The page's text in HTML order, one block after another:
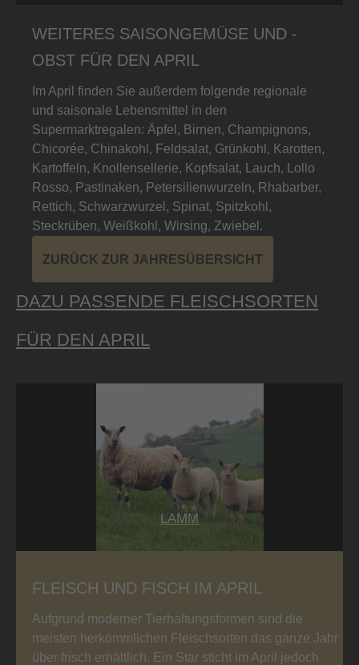
WEITERES SAISONGEMÜSE UND -
OBST FÜR DEN APRIL
Im April finden Sie außerdem folgende regionale
und saisonale Lebensmittel in den
Supermarktregalen: Äpfel, Birnen, Champignons,
Chicorée, Chinakohl, Feldsalat, Grünkohl, Karotten,
Kartoffeln, Knollensellerie, Kopfsalat, Lauch, Lollo
Rosso, Pastinaken, Petersilienwurzeln, Rhabarber,
Rettich, Schwarzwurzel, Spinat, Spitzkohl,
Steckrüben, Weißkohl, Wirsing, Zwiebel.
ZURÜCK ZUR JAHRESÜBERSICHT
DAZU PASSENDE FLEISCHSORTEN
FÜR DEN APRIL
LAMM
FLEISCH UND FISCH IM APRIL
Aufgrund moderner Tierhaltungsformen sind die
meisten herkömmlichen Fleischsorten das ganze Jahr
über frisch erhältlich. Ein Star sticht im April jedoch